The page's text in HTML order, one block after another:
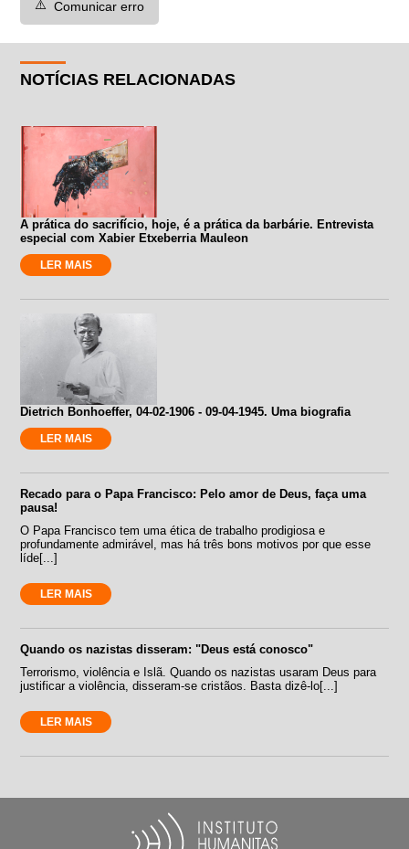
⚠️ Comunicar erro
NOTÍCIAS RELACIONADAS
A prática do sacrifício, hoje, é a prática da barbárie. Entrevista
especial com Xabier Etxeberria Mauleon
LER MAIS
Dietrich Bonhoeffer, 04-02-1906 - 09-04-1945. Uma biografia
LER MAIS
Recado para o Papa Francisco: Pelo amor de Deus, faça uma
pausa!
O Papa Francisco tem uma ética de trabalho prodigiosa e
profundamente admirável, mas há três bons motivos por que esse
líde[...]
LER MAIS
Quando os nazistas disseram: "Deus está conosco"
Terrorismo, violência e Islã. Quando os nazistas usaram Deus para
justificar a violência, disseram-se cristãos. Basta dizê-lo[...]
LER MAIS